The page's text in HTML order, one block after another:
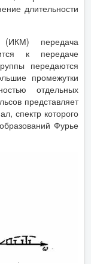
длительности
(ИКМ) передача
к передаче
передаются
промежутки
отдельных
представляет
спектр которого
Фурье